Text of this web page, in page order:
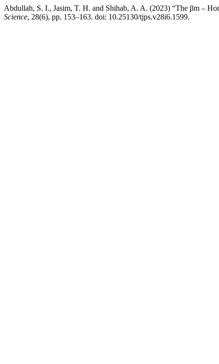
Abdullah, S. I., Jasim, T. H. and Shihab, A. A. (2023) “The βm –
Science, 28(6), pp. 153–163. doi: 10.25130/tjps.v28i6.1599.